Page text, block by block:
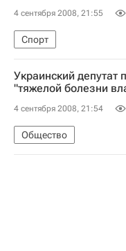
4 сентября 2008, 21:55
Спорт
Украинский депутат
"тяжелой болезни
4 сентября 2008, 21:54
Общество